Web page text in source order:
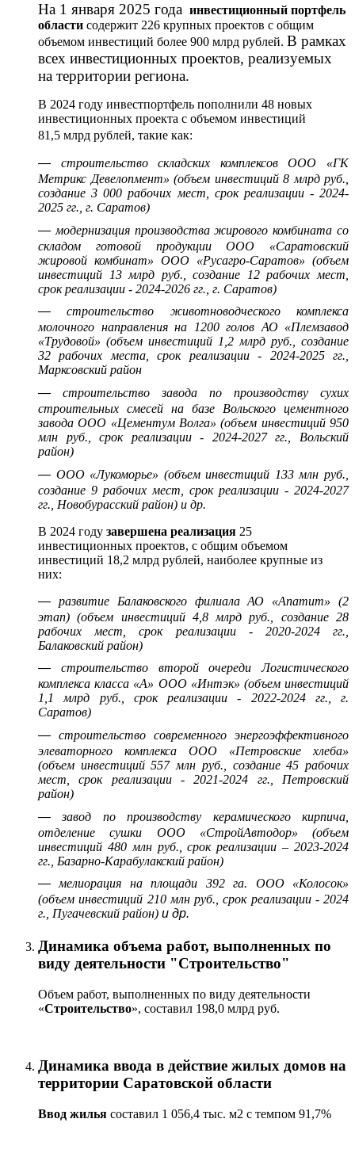
На 1 января 2025 года инвестиционный портфель
области содержит 226 крупных проектов с общим
объемом инвестиций более 900 млрд рублей. В рамках
всех инвестиционных проектов, реализуемых
на территории региона.
В 2024 году инвестпортфель пополнили 48 новых
инвестиционных проекта с объемом инвестиций
81,5 млрд рублей, такие как:
— строительство складских комплексов ООО «ГК
Метрикс Девелопмент» (объем инвестиций 8 млрд руб.,
создание 3 000 рабочих мест, срок реализации - 2024-
2025 гг., г. Саратов)
— модернизация производства жирового комбината со
складом готовой продукции ООО «Саратовский
жировой комбинат» ООО «Русагро-Саратов» (объем
инвестиций 13 млрд руб., создание 12 рабочих мест,
срок реализации - 2024-2026 гг., г. Саратов)
—строительство животноводческого комплекса
молочного направления на 1200 голов АО «Племзавод
«Трудовой» (объем инвестиций 1,2 млрд руб., создание
32 рабочих места, срок реализации - 2024-2025 гг.,
Марксовский район
— строительство завода по производству сухих
строительных смесей на базе Вольского цементного
завода ООО «Цементум Волга» (объем инвестиций 950
млн руб., срок реализации - 2024-2027 гг., Вольский
район)
— ООО «Лукоморье» (объем инвестиций 133 млн руб.,
создание 9 рабочих мест, срок реализации - 2024-2027
гг., Новобурасский район) и др.
В 2024 году завершена реализация 25
инвестиционных проектов, с общим объемом
инвестиций 18,2 млрд рублей, наиболее крупные из
них:
— развитие Балаковского филиала АО «Апатит» (2
этап) (объем инвестиций 4,8 млрд руб., создание 28
рабочих мест, срок реализации - 2020-2024 гг.,
Балаковский район)
— строительство второй очереди Логистического
комплекса класса «А» ООО «Интэк» (объем инвестиций
1,1 млрд руб., срок реализации - 2022-2024 гг., г.
Саратов)
— строительство современного энергоэффективного
элеваторного комплекса ООО «Петровские хлеба»
(объем инвестиций 557 млн руб., создание 45 рабочих
мест, срок реализации - 2021-2024 гг., Петровский
район)
—завод по производству керамического кирпича,
отделение сушки ООО «СтройАвтодор» (объем
инвестиций 480 млн руб., срок реализации – 2023-2024
гг., Базарно-Карабулакский район)
— мелиорация на площади 392 га. ООО «Колосок»
(объем инвестиций 210 млн руб., срок реализации - 2024
г., Пугачевский район) и др.
Динамика объема работ, выполненных по
виду деятельности "Строительство"
Объем работ, выполненных по виду деятельности
«Строительство», составил 198,0 млрд руб.
Динамика ввода в действие жилых домов на
территории Саратовской области
Ввод жилья составил 1 056,4 тыс. м2 с темпом 91,7%